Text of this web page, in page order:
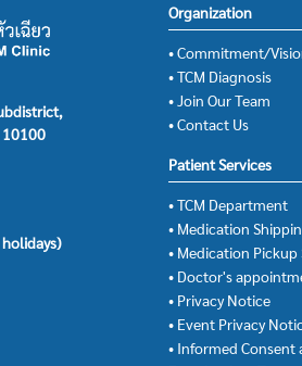
10100
Organization
• Commitment/
• TCM Diagnosis
• Join Our Team
• Contact Us
Patient Services
• TCM Department
• Medication
• Medication Pickup
• Doctor's
• Privacy Notice
• Event Privacy
• Informed